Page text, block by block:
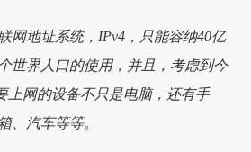
网地址系统，IPv4，只能容纳40亿
世界人口的使用，并且，考虑到今
网的设备不只是电脑，还有手
、汽车等等。